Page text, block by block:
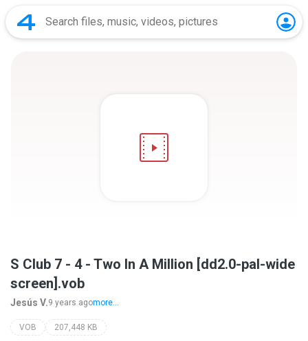
S Club 7 - 4 - Two In A Million [dd2.0-pal-wide
screen].vob
Jesús V.9 years agomore...
VOB 207,448 KB